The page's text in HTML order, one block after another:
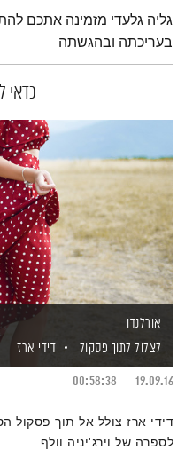
תמצית הפודקאסט
גליה גלעדי מזמינה אתכם
בעריכתה ובהגשתה
כדאי
אורלנדו
לצלול לתוך פסקול
דידי ארז
19.09.16
00:58:38
דידי ארז צולל אל תוך פסקול
לספרה של וירג'יניה וולף.